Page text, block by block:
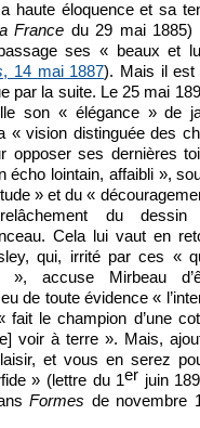
haute éloquence et sa
France du 29 mai 1885)
ses « beaux et
, 14 mai 1887). Mais il est
par la suite. Le 25 mai
son « élégance » de
« vision distinguée des
opposer ses dernières
écho lointain, affaibli »,
» et du «
du
Cela lui vaut en
qui, irrité par ces «
», accuse Mirbeau
de toute évidence «
fait le champion d’une
voir à terre ». Mais,
et vous en serez
» (lettre du 1er juin
Formes de novembre